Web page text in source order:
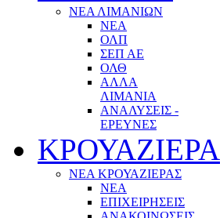
ΝΕΑ ΛΙΜΑΝΙΩΝ
ΝΕΑ
ΟΛΠ
ΣΕΠ ΑΕ
ΟΛΘ
ΑΛΛΑ
ΛΙΜΑΝΙΑ
ΑΝΑΛΥΣΕΙΣ -
ΕΡΕΥΝΕΣ
ΚΡΟΥΑΖΙΕΡΑ
ΝΕΑ ΚΡΟΥΑΖΙΕΡΑΣ
NEA
ΕΠΙΧΕΙΡΗΣΕΙΣ